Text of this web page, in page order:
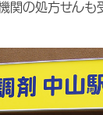
関の処方せんも